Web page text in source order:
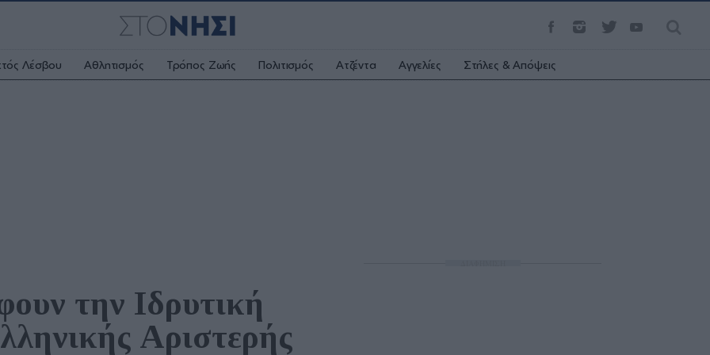
Λέσβου Αθλητισμός Τρόπος Ζωής Πολιτισμός Ατζέντα Αγγελίες Στήλες & Απόψεις
την Ιδρυτική
Αριστερής